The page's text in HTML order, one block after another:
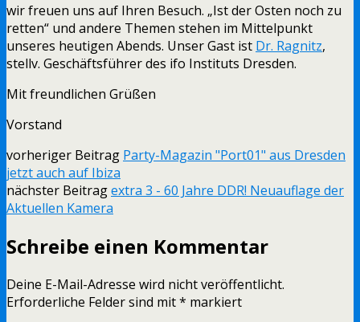
wir freuen uns auf Ihren Besuch. „Ist der Osten noch zu
retten“ und andere Themen stehen im Mittelpunkt
unseres heutigen Abends. Unser Gast ist Dr. Ragnitz,
stellv. Geschäftsführer des ifo Instituts Dresden.
Mit freundlichen Grüßen
Vorstand
vorheriger Beitrag Party-Magazin "Port01" aus Dresden
jetzt auch auf Ibiza
nächster Beitragextra 3 - 60 Jahre DDR! Neuauflage der
Aktuellen Kamera
Schreibe einen Kommentar
Deine E-Mail-Adresse wird nicht veröffentlicht.
Erforderliche Felder sind mit* markiert